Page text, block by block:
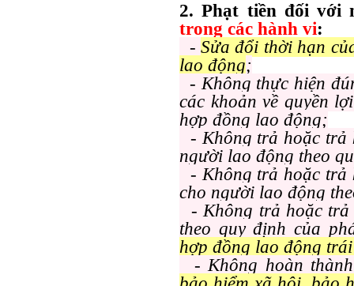
2. Phạt tiền đối với
trong các hành vi:
-Sửa đổi thời hạn
lao động;
- Không thực hiện
các khoản về quyền
hợp đồng lao động;
- Không trả hoặc trả
người lao động theo
- Không trả hoặc trả
cho người lao động
- Không trả hoặc trả
theo quy định của
hợp đồng lao động
- Không hoàn